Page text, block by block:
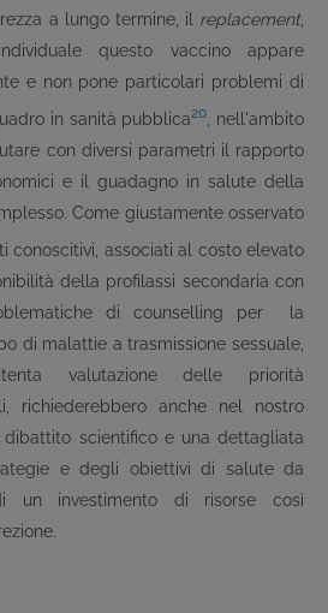
a lungo termine, il replacement,
questo vaccino appare
e non pone particolari problemi di
in sanità pubblica20 , nell'ambito
con diversi parametri il rapporto
e il guadagno in salute della
Come giustamente osservato
conoscitivi, associati al costo elevato
della profilassi secondaria con
di counselling per la
di malattie a trasmissione sessuale,
valutazione delle priorità
richiederebbero anche nel nostro
dibattito scientifico e una dettagliata
e degli obiettivi di salute da
un investimento di risorse così